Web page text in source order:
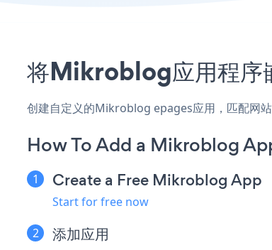
将Mikroblog应用程序
创建自定义的Mikroblog epages应用，匹配网
How To Add a Mikroblog
Create a Free Mikroblog App
Start for free now
添加应用